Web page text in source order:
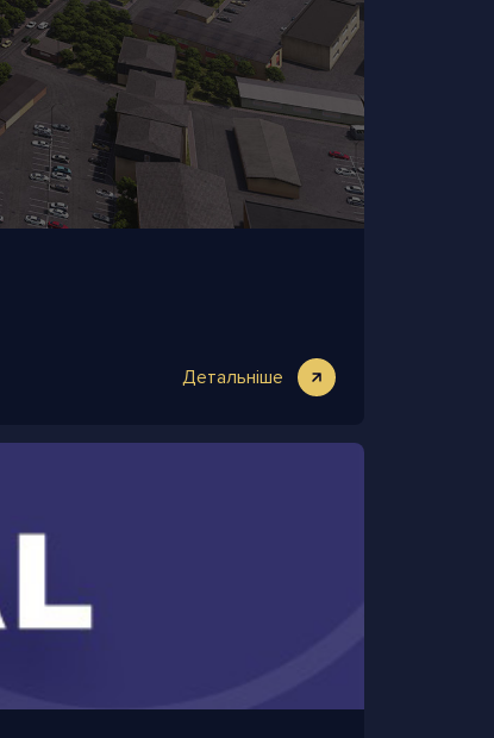
Детальніше